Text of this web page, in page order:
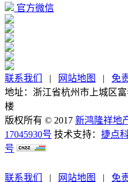
官方微信
联系我们 | 网站地图 | 免
地址：浙江省杭州市上城区
楼
版权所有 © 2017 新鸿隆祥地
17045930号 技术支持： 捷点
号
联系我们 | 网站地图 | 免